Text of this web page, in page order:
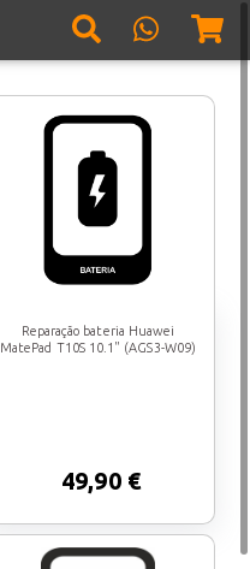
Reparação bateria Huawei
MatePad T10S 10.1" (AGS3-W09)
49,90 €